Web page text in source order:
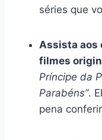
séries que
Assista aos
filmes
Príncipe da
Parabéns”.
pena